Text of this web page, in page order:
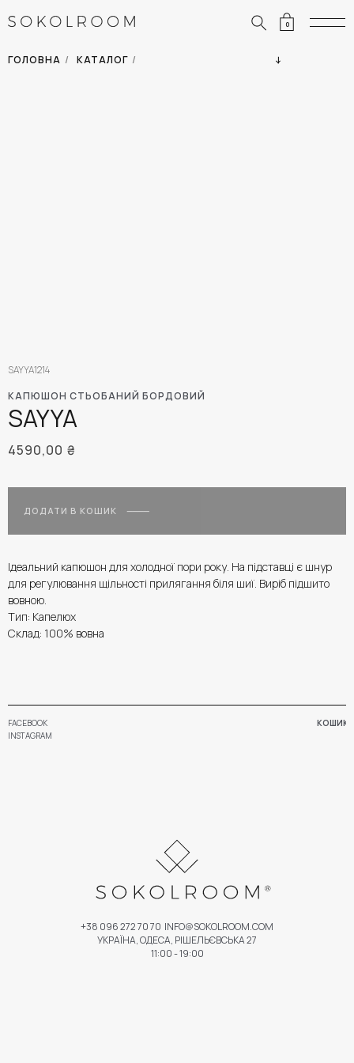
0
ГОЛОВНА / КАТАЛОГ /
КАПЮШОН СТЬОБАНИЙ БОРДОВИЙ
SAYYA
SAYYA1214
4590,00 ₴
ДОДАТИ В КОШИК
Ідеальний капюшон для холодної пори року. На підставці є шнур
для регулювання щільності прилягання біля шиї. Виріб підшито
вовною.
Тип: Капелюх
Склад: 100% вовна
FACEBOOK КОШИК
+38 096 272 70 70 INFO@SOKOLROOM.COM
УКРАЇНА, ОДЕСА, РІШЕЛЬЄВСЬКА 27
11:00 - 19:00
INSTAGRAM